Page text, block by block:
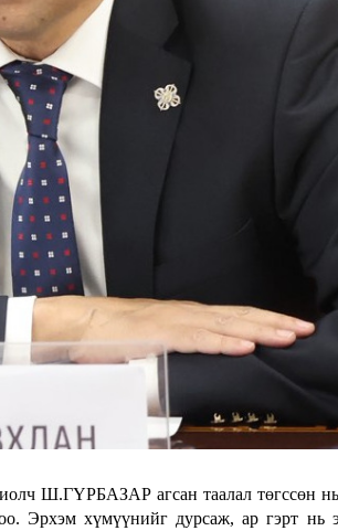
Ш.ГҮРБАЗАР агсан таалал төгссөн
Эрхэм хүмүүнийг дурсаж, ар гэрт нь